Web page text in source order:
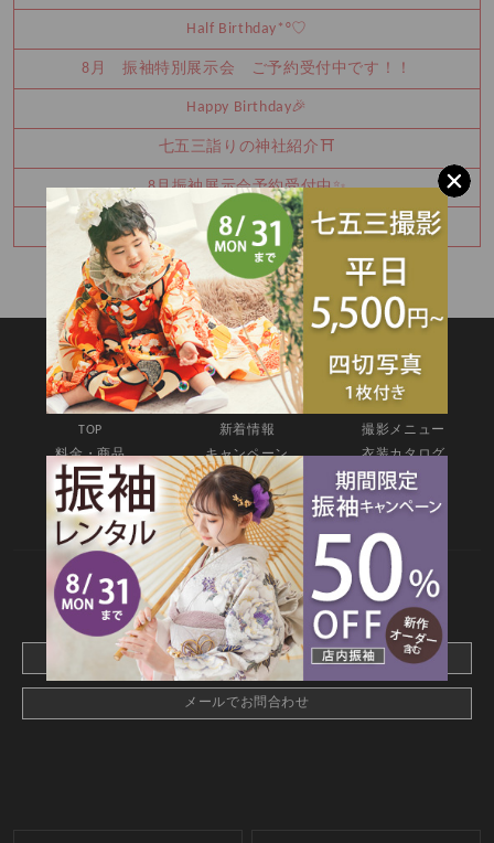
Half Birthday‪‪*°♡
8月 振袖特別展示会 ご予約受付中です！！
Happy Birthday🎉
七五三詣りの神社紹介⛩️
8月振袖展示会予約受付中✨
卒業袴レンタルご予約承り中♪
SITEMAP
TOP 新着情報
撮影メニュー
料金・商品
キャンペーン
衣装カタログ
店舗情報
よくあるご質問
お問合せ
web撮影予約
CONTACT
webでご予約はこちら
メールでお問合わせ